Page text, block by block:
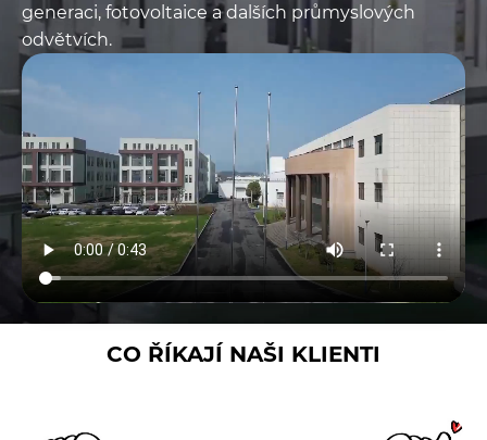
odkloněný kroužek
potažený TaC, části
pod 5 ppm, může splnit
požadavky zákazníků.
generaci, fotovoltaice a dalších průmyslových
odvětvích.
CO ŘÍKAJÍ NAŠI KLIENTI